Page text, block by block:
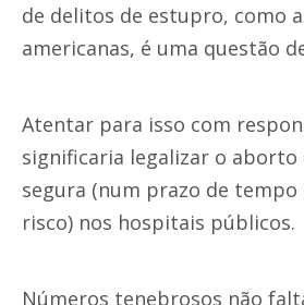
de delitos de estupro, como
americanas, é uma questão
Atentar para isso com
significaria legalizar o
segura (num prazo de tempo
risco) nos hospitais públicos.
Números tenebrosos não